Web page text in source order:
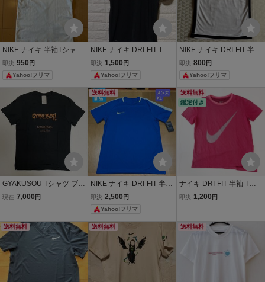
NIKE ナイキ 半袖Tシャツ
DRI-FIT ホワイト
即決 950 円
Yahoo!フリマ
NIKE ナイキ DRI-FIT Tシ
ャツ ブラック 半袖 スウッ
シュロゴ Lレディース
即決 1,500 円
Yahoo!フリマ
NIKE ナイキ DRI-FIT 半袖
Tシャツ 140 Ｍサイズホ
ワイト ブラック
即決 800 円
Yahoo!フリマ
GYAKUSOU Tシャツ ブラ
ック Lサイズ NIKE ギャク
O ジョニオ 高橋盾
現在 7,000 円
送料無料
NIKE ナイキ DRI-FIT 半袖
Tシャツ スポーツ サッ
カー 部屋着 メンズ X
L ブルー 新品 タグ付き
即決 2,500 円
Yahoo!フリマ
送料無料
鑑定付き
ナイキ DRI-FIT 半袖 Tシ
ャツ ピンク ボルドー M 1
スポーツ 吸汗速乾 レディ
即決 1,200 円
送料無料 送料無料 送料無料